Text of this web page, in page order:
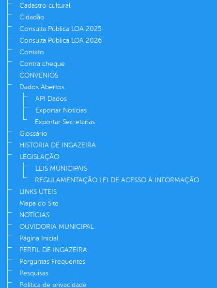
Cadastro cultural
Cidadão
Consulta Pública LOA 2025
Consulta Pública LOA 2026
Contato
Contra cheque
CONVÊNIOS
Dados Abertos
API Dados
Exportar Notícias
Exportar Secretarias
Glossário
HISTÓRIA DE INGAZEIRA
LEGISLAÇÃO
LEIS MUNICIPAIS
REGULAMENTAÇÃO LEI DE ACESSO À INFORMAÇÃO
LINKS ÚTEIS
Mapa do Site
NOTÍCIAS
OUVIDORIA MUNICIPAL
Página Inicial
PERFIL DE INGAZEIRA
Perguntas Frequentes
Pesquisas
Política de privacidade